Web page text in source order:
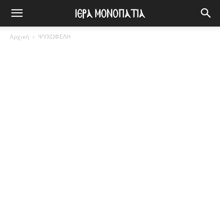
Αρχική ΨΥΧΩΦΕΛΗ